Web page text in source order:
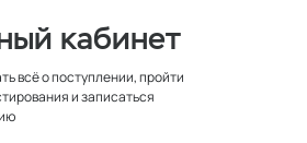
кабинет
всё о поступлении, пройти
и записаться